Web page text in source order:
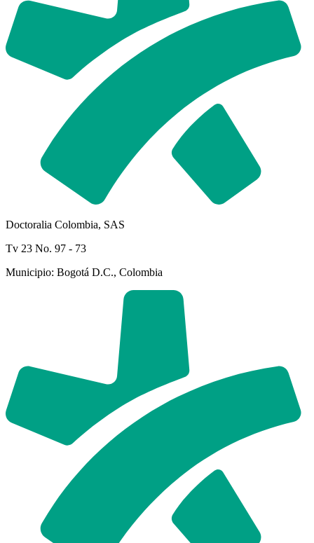
Doctoralia Colombia, SAS
Tv 23 No. 97 - 73
Municipio: Bogotá D.C., Colombia